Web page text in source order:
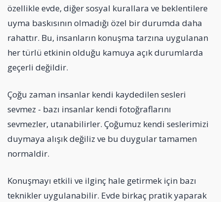
özellikle evde, diğer sosyal kurallara ve beklentilere
uyma baskısının olmadığı özel bir durumda daha
rahattır. Bu, insanların konuşma tarzına uygulanan
her türlü etkinin olduğu kamuya açık durumlarda
geçerli değildir.
Çoğu zaman insanlar kendi kaydedilen sesleri
sevmez - bazı insanlar kendi fotoğraflarını
sevmezler, utanabilirler. Çoğumuz kendi seslerimizi
duymaya alışık değiliz ve bu duygular tamamen
normaldir.
Konuşmayı etkili ve ilginç hale getirmek için bazı
teknikler uygulanabilir. Evde birkaç pratik yaparak